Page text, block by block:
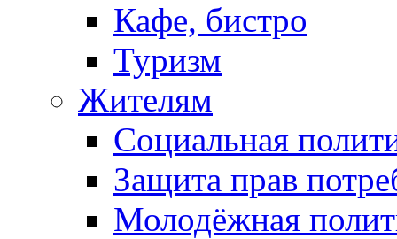
Кафе, бистро
Туризм
Жителям
Социальная
Защита прав
Молодёжная